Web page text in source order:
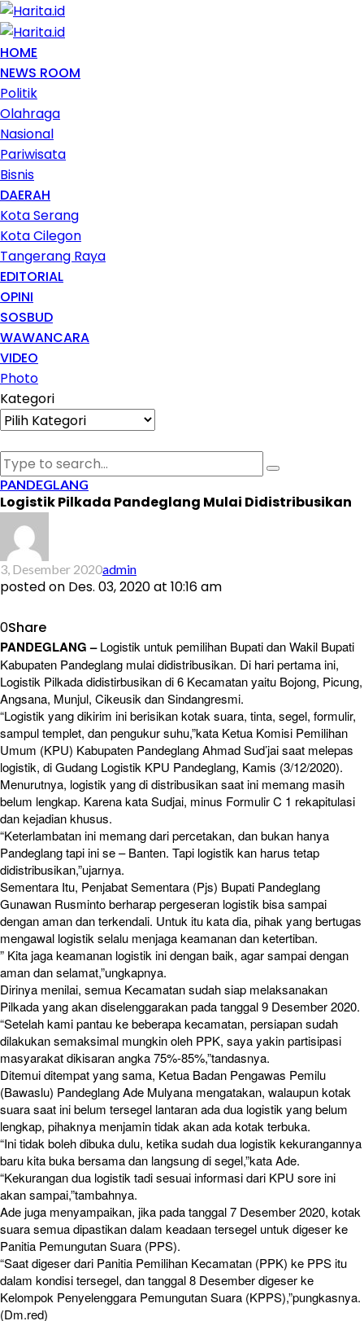
HOME
NEWS ROOM
Politik
Olahraga
Nasional
Pariwisata
Bisnis
DAERAH
Kota Serang
Kota Cilegon
Tangerang Raya
EDITORIAL
OPINI
SOSBUD
WAWANCARA
VIDEO
Photo
Kategori
Kategori
PANDEGLANG
Logistik Pilkada Pandeglang Mulai Didistribusikan
3, Desember 2020admin
posted on Des. 03, 2020 at 10:16 am
0Share
PANDEGLANG –Logistik untuk pemilihan Bupati dan Wakil Bupati
Kabupaten Pandeglang mulai didistribusikan. Di hari pertama ini,
Logistik Pilkada didistirbusikan di 6 Kecamatan yaitu Bojong, Picung,
Angsana, Munjul, Cikeusik dan Sindangresmi.
“Logistik yang dikirim ini berisikan kotak suara, tinta, segel, formulir,
sampul templet, dan pengukur suhu,”kata Ketua Komisi Pemilihan
Umum (KPU) Kabupaten Pandeglang Ahmad Sud’jai saat melepas
logistik, di Gudang Logistik KPU Pandeglang, Kamis (3/12/2020).
Menurutnya, logistik yang di distribusikan saat ini memang masih
belum lengkap. Karena kata Sudjai, minus Formulir C 1 rekapitulasi
dan kejadian khusus.
“Keterlambatan ini memang dari percetakan, dan bukan hanya
Pandeglang tapi ini se – Banten. Tapi logistik kan harus tetap
didistribusikan,”ujarnya.
Sementara Itu, Penjabat Sementara (Pjs) Bupati Pandeglang
Gunawan Rusminto berharap pergeseran logistik bisa sampai
dengan aman dan terkendali. Untuk itu kata dia, pihak yang bertugas
mengawal logistik selalu menjaga keamanan dan ketertiban.
” Kita jaga keamanan logistik ini dengan baik, agar sampai dengan
aman dan selamat,”ungkapnya.
Dirinya menilai, semua Kecamatan sudah siap melaksanakan
Pilkada yang akan diselenggarakan pada tanggal 9 Desember 2020.
“Setelah kami pantau ke beberapa kecamatan, persiapan sudah
dilakukan semaksimal mungkin oleh PPK, saya yakin partisipasi
masyarakat dikisaran angka 75%-85%,”tandasnya.
Ditemui ditempat yang sama, Ketua Badan Pengawas Pemilu
(Bawaslu) Pandeglang Ade Mulyana mengatakan, walaupun kotak
suara saat ini belum tersegel lantaran ada dua logistik yang belum
lengkap, pihaknya menjamin tidak akan ada kotak terbuka.
“Ini tidak boleh dibuka dulu, ketika sudah dua logistik kekurangannya
baru kita buka bersama dan langsung di segel,”kata Ade.
“Kekurangan dua logistik tadi sesuai informasi dari KPU sore ini
akan sampai,”tambahnya.
Ade juga menyampaikan, jika pada tanggal 7 Desember 2020, kotak
suara semua dipastikan dalam keadaan tersegel untuk digeser ke
Panitia Pemungutan Suara (PPS).
“Saat digeser dari Panitia Pemilihan Kecamatan (PPK) ke PPS itu
dalam kondisi tersegel, dan tanggal 8 Desember digeser ke
Kelompok Penyelenggara Pemungutan Suara (KPPS),”pungkasnya.
(Dm.red)